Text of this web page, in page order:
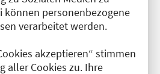
können personenbezogene
verarbeitet werden.
akzeptieren“ stimmen
aller Cookies zu. Ihre
entsprechen
getätigten Angaben.
übernimmt keine
die Haftung obliegt dem